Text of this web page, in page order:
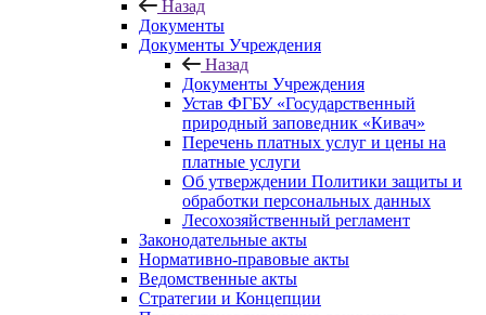
Назад
Документы
Документы Учреждения
Назад
Документы Учреждения
Устав ФГБУ «Государственный
природный заповедник «Кивач»
Перечень платных услуг и цены на
платные услуги
Об утверждении Политики защиты и
обработки персональных данных
Лесохозяйственный регламент
Законодательные акты
Нормативно-правовые акты
Ведомственные акты
Стратегии и Концепции